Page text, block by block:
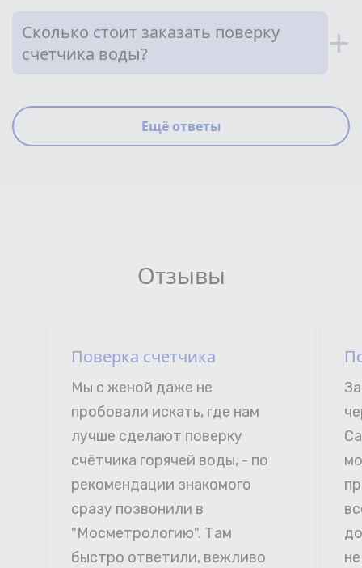
Сколько стоит заказать поверку
счетчика воды?
+
Ещё ответы
Отзывы
Поверка счетчика
Мы с женой даже не
пробовали искать, где нам
лучше сделают поверку
счётчика горячей воды, - по
рекомендации знакомого
сразу позвонили в
"Мосметрологию". Там
быстро ответили, вежливо